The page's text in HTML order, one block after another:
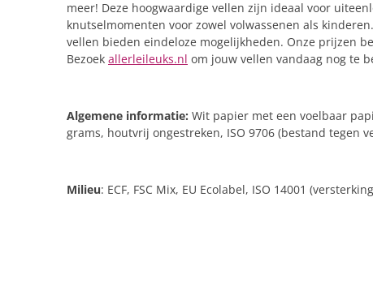
meer! Deze hoogwaardige vellen zijn ideaal voor
knutselmomenten voor zowel volwassenen als
vellen bieden eindeloze mogelijkheden. Onze prijzen
Bezoek allerleileuks.nl om jouw vellen vandaag nog te
Algemene informatie: Wit papier met een voelbaar
grams, houtvrij ongestreken, ISO 9706 (bestand tegen
Milieu: ECF, FSC Mix, EU Ecolabel, ISO 14001